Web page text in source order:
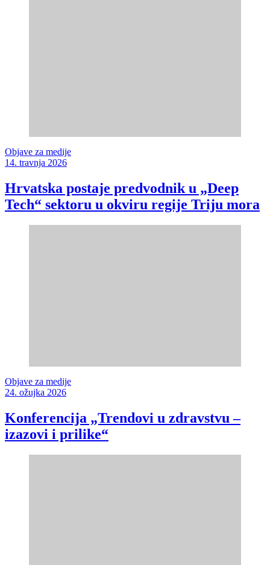
Objave za medije
14. travnja 2026
Hrvatska postaje predvodnik u „Deep
Tech“ sektoru u okviru regije Triju mora
Objave za medije
24. ožujka 2026
Konferencija „Trendovi u zdravstvu –
izazovi i prilike“